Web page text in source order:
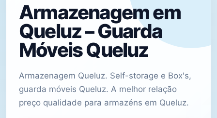
Armazenagem em
Queluz – Guarda
Móveis Queluz
Armazenagem Queluz. Self-storage e Box's,
guarda móveis Queluz. A melhor relação
preço qualidade para armazéns em Queluz.